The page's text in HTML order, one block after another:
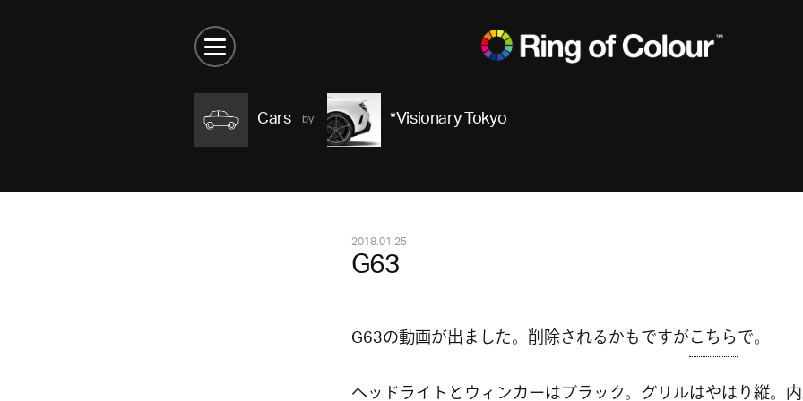
Cars *Visionary Tokyo
2018.01.25
G63
G63の動画が出ました。削除されるかもですがこちらで。